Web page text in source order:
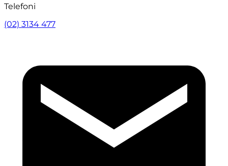
Telefoni
(02) 3134 477